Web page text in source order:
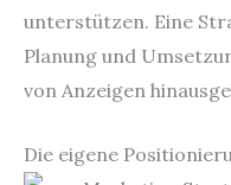
unterstützen. Eine
Planung und
von Anzeigen
Die eigene